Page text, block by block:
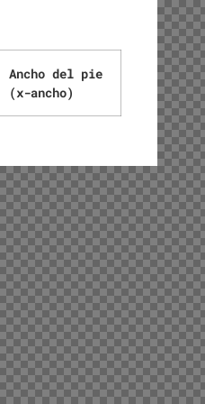
Ancho del pie
(x-ancho)